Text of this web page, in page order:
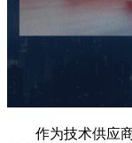
作为技术供应商